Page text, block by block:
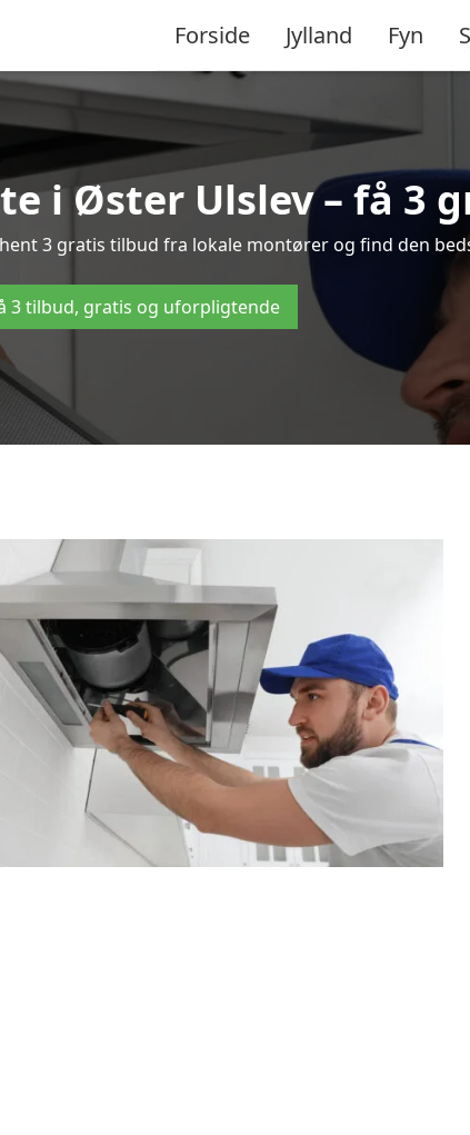
Forside Jylland Fyn
i Øster Ulslev – få 3
3 gratis tilbud fra lokale montører og find den
3 tilbud, gratis og uforpligtende